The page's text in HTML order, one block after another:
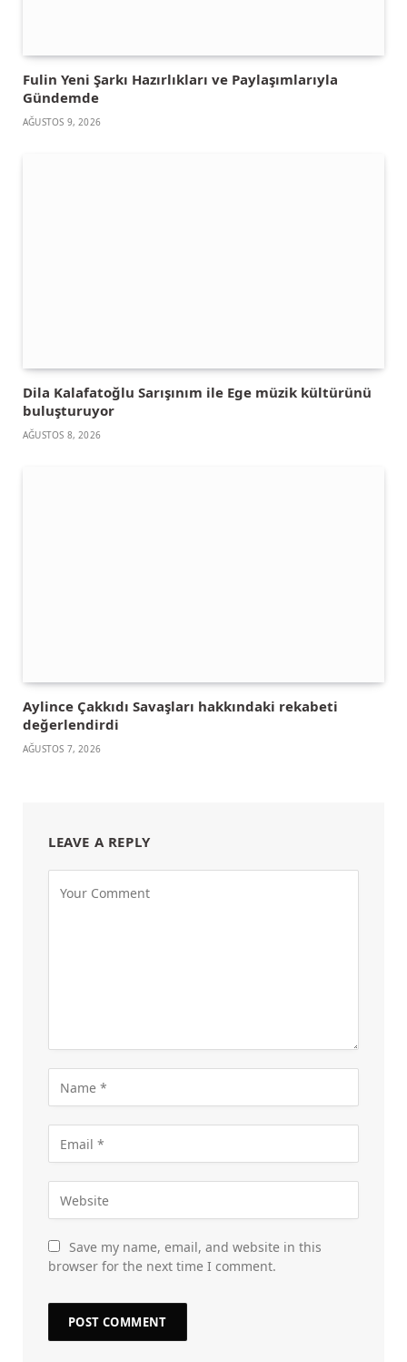
Fulin Yeni Şarkı Hazırlıkları ve Paylaşımlarıyla
Gündemde
AĞUSTOS 9, 2026
Dila Kalafatoğlu Sarışınım ile Ege müzik kültürünü
buluşturuyor
AĞUSTOS 8, 2026
Aylince Çakkıdı Savaşları hakkındaki rekabeti
değerlendirdi
AĞUSTOS 7, 2026
LEAVE A REPLY
Save my name, email, and website in this
browser for the next time I comment.